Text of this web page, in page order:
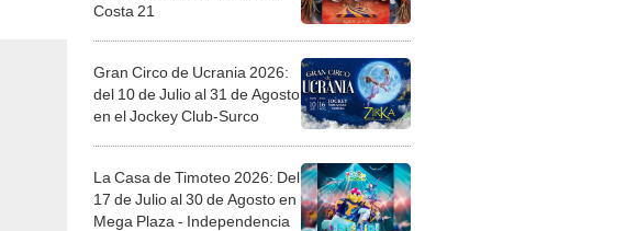
Costa 21
Gran Circo de Ucrania 2026:
del 10 de Julio al 31 de Agosto
en el Jockey Club-Surco
La Casa de Timoteo 2026: Del
17 de Julio al 30 de Agosto en
Mega Plaza - Independencia